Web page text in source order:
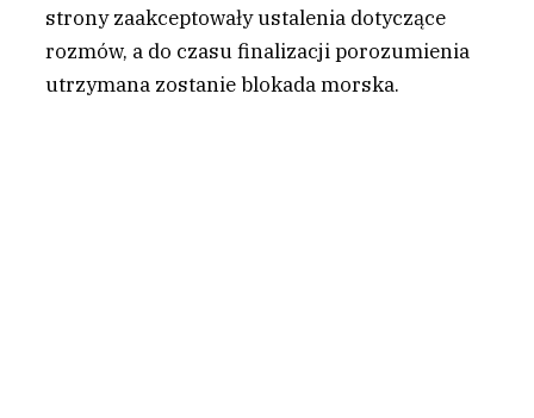
strony zaakceptowały ustalenia dotyczące
rozmów, a do czasu finalizacji porozumienia
utrzymana zostanie blokada morska.